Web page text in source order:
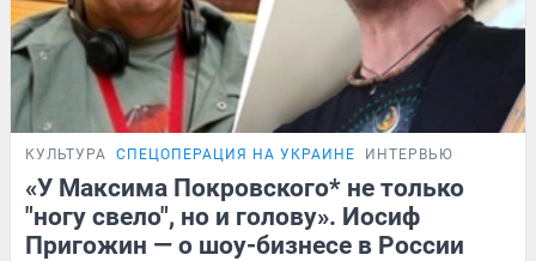
КУЛЬТУРА СПЕЦОПЕРАЦИЯ НА УКРАИНЕ ИНТЕРВЬЮ
«У Максима Покровского* не только
"ногу свело", но и голову». Иосиф
Пригожин — о шоу-бизнесе в России